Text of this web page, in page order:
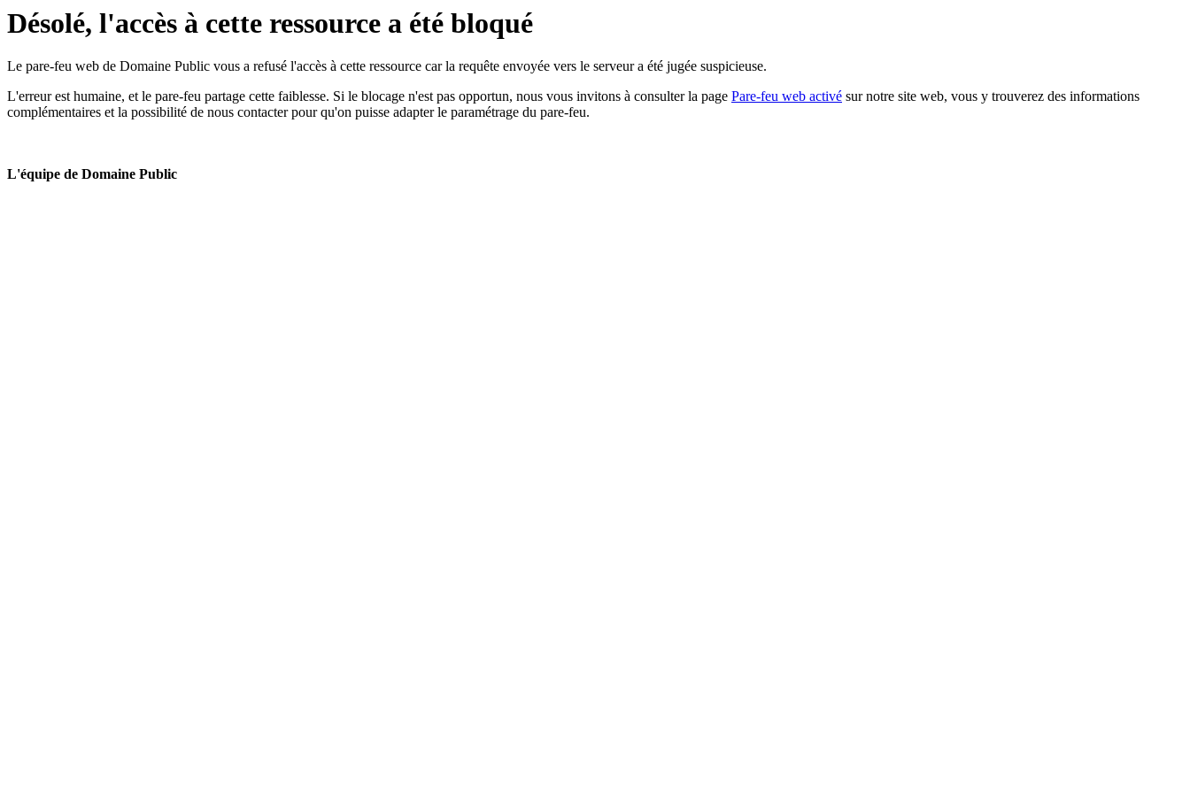
Désolé, l'accès à cette ressource a été bloqué
Le pare-feu web de Domaine Public vous a refusé l'accès à cette ressource car la requête envoyée vers le serveur a été jugée suspicieuse.
L'erreur est humaine, et le pare-feu partage cette faiblesse. Si le blocage n'est pas opportun, nous vous invitons à consulter la page Pare-feu web activé sur notre site web, vous y trouverez des informations
complémentaires et la possibilité de nous contacter pour qu'on puisse adapter le paramétrage du pare-feu.
L'équipe de Domaine Public